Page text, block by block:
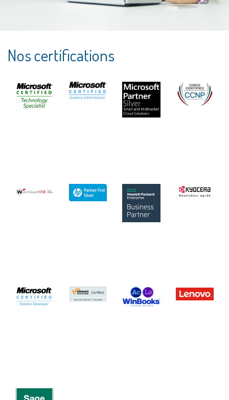
LOGICIELS DE COMPTABILITÉ
OFFICE 365
DÉVELOPPEMENT SUR MESURE
MAINTENANCE
HARDWARE
CABLAGE RÉSEAU
Nos certifications